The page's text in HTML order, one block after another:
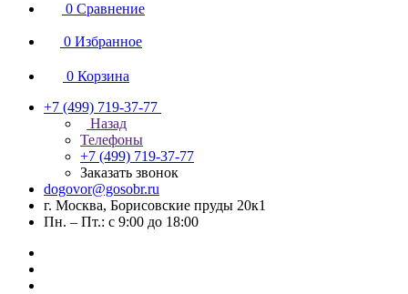
0 Сравнение
0 Избранное
0 Корзина
+7 (499) 719-37-77
Назад
Телефоны
+7 (499) 719-37-77
Заказать звонок
dogovor@gosobr.ru
г. Москва, Борисовские пруды 20к1
Пн. – Пт.: с 9:00 до 18:00